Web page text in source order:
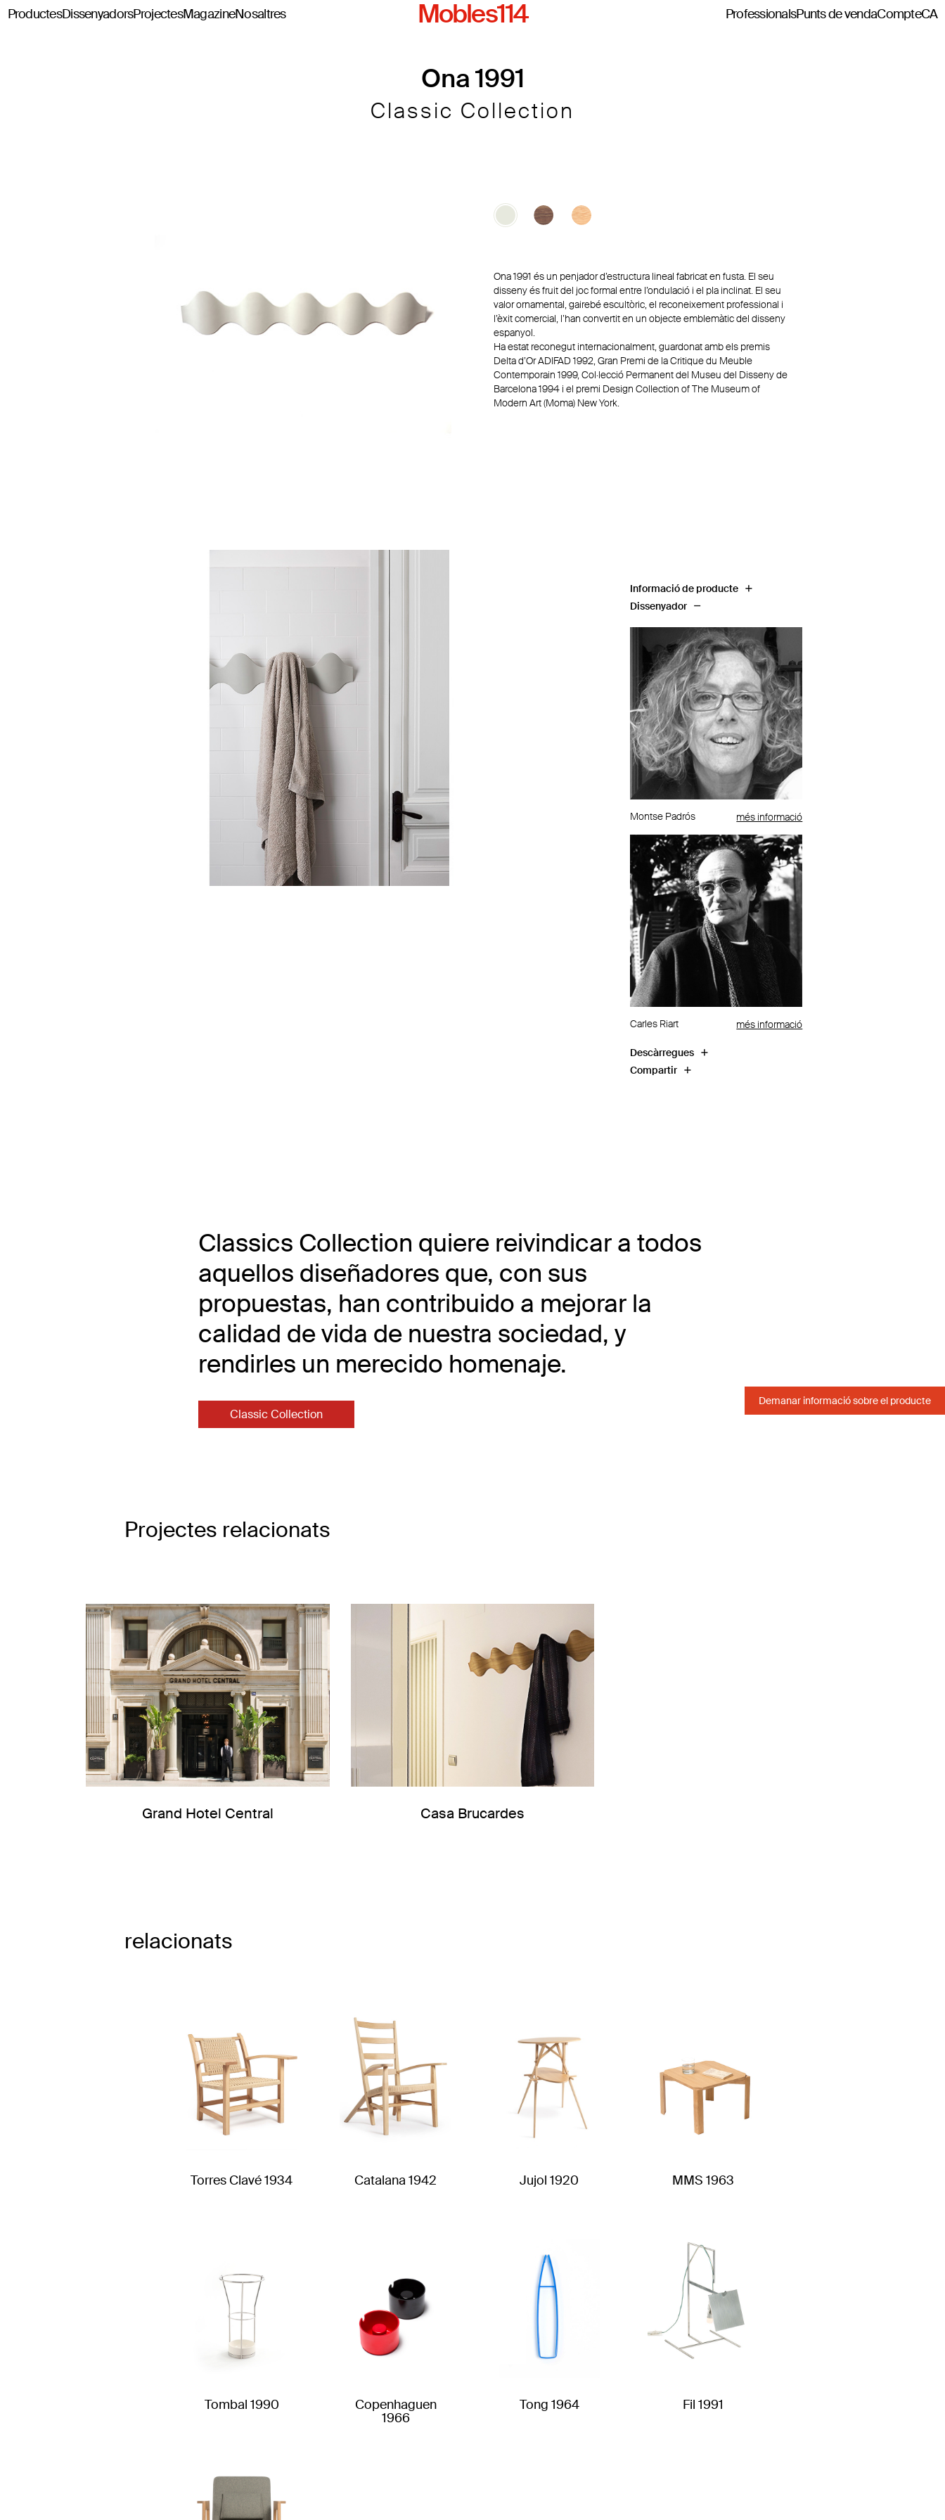
ProductesDissenyadorsProjectesMagazineNosaltres Mobles114 ProfessionalsPunts de vendaCompteCA
Ona 1991
Classic Collection
Ona 1991 és un penjador d’estructura lineal fabricat en fusta. El seu
disseny és fruit del joc formal entre l’ondulació i el pla inclinat. El seu
valor ornamental, gairebé escultòric, el reconeixement professional i
l’èxit comercial, l’han convertit en un objecte emblemàtic del disseny
espanyol.
Ha estat reconegut internacionalment, guardonat amb els premis
Delta d’Or ADIFAD 1992, Gran Premi de la Critique du Meuble
Contemporain 1999, Col·lecció Permanent del Museu del Disseny de
Barcelona 1994 i el premi Design Collection of The Museum of
Modern Art (Moma) New York.
Informació de producte
Dissenyador
Montse Padrós més informació
Carles Riart més informació
Descàrregues
Compartir
Classics Collection quiere reivindicar a todos
aquellos diseñadores que, con sus
propuestas, han contribuido a mejorar la
calidad de vida de nuestra sociedad, y
rendirles un merecido homenaje.
Classic Collection
Projectes relacionats
Grand Hotel Central Casa Brucardes
relacionats
Torres Clavé 1934 Catalana 1942 Jujol 1920 MMS 1963
Tombal 1990 Copenhaguen
1966
Tong 1964 Fil 1991
Demanar informació sobre el producte